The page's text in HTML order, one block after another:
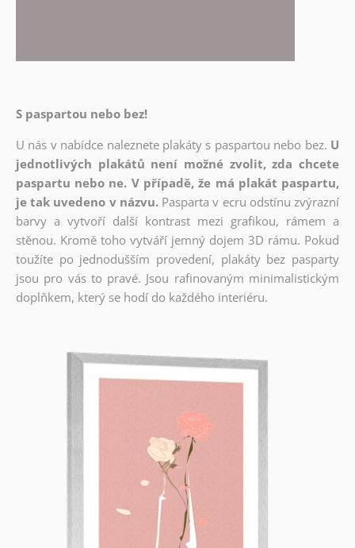
S paspartou nebo bez!
U nás v nabídce naleznete plakáty s paspartou nebo bez. U
jednotlivých plakátů není možné zvolit, zda chcete
paspartu nebo ne. V případě, že má plakát paspartu,
je tak uvedeno v názvu. Pasparta v ecru odstínu zvýrazní
barvy a vytvoří další kontrast mezi grafikou, rámem a
stěnou. Kromě toho vytváří jemný dojem 3D rámu. Pokud
toužíte po jednodušším provedení, plakáty bez pasparty
jsou pro vás to pravé. Jsou rafinovaným minimalistickým
doplňkem, který se hodí do každého interiéru.